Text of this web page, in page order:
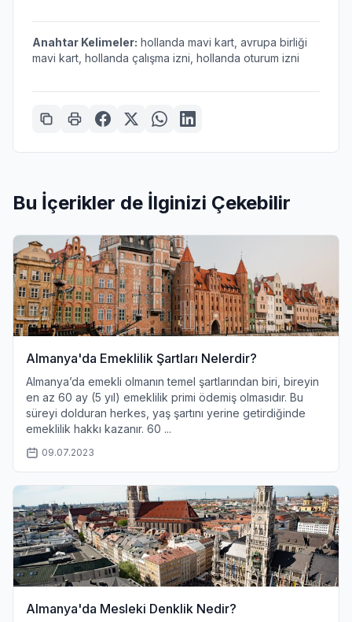
Anahtar Kelimeler: hollanda mavi kart, avrupa birliği
mavi kart, hollanda çalışma izni, hollanda oturum izni
Bu İçerikler de İlginizi Çekebilir
Almanya'da Emeklilik Şartları Nelerdir?
Almanya’da emekli olmanın temel şartlarından biri, bireyin
en az 60 ay (5 yıl) emeklilik primi ödemiş olmasıdır. Bu
süreyi dolduran herkes, yaş şartını yerine getirdiğinde
emeklilik hakkı kazanır. 60 ...
09.07.2023
Almanya'da Mesleki Denklik Nedir?